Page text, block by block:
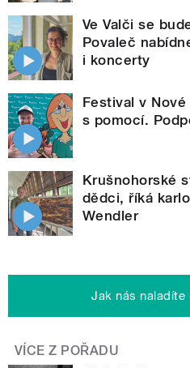
Ve Valči se
Povaleč
i koncerty
Festival v
s pomocí.
Krušnohorské
dědci, říká
Wendler
Jak nás naladíte
VÍCE Z POŘADU